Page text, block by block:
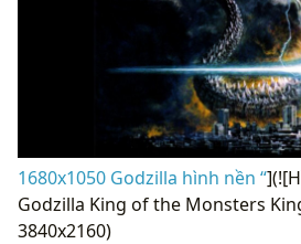
1680x1050 Godzilla hình nền “
Godzilla King of the Monsters
3840x2160)